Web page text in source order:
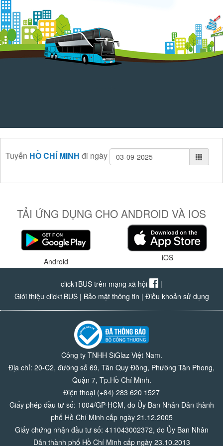
Tuyến HỒ CHÍ MINH đi ngày
TẢI ỨNG DỤNG CHO ANDROID VÀ IOS
Android iOS
click1BUS trên mạng xã hội
|
Giới thiệu click1BUS| Bảo mật thông tin | Điều khoản sử dụng
Công ty TNHH SiGlaz Việt Nam.
Địa chỉ: 20-C2, đường số 69, Tân Quy Đông, Phường Tân Phong,
Quận 7, Tp.Hồ Chí Minh.
Điện thoại (+84) 283 620 1527
Giấy phép đầu tư số: 1004/GP-HCM, do Ủy Ban Nhân Dân thành
phố Hồ Chí Minh cấp ngày 21.12.2005
Giấy chứng nhận đầu tư số: 411043002372, do Ủy Ban Nhân
Dân thành phố Hồ Chí Minh cấp ngày 23.10.2013